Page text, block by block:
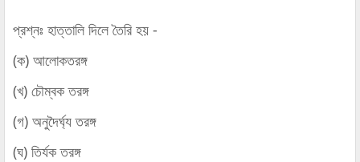
প্রশ্নঃ হাত্তালি দিলে তৈরি হয় -
(ক) আলোকতরঙ্গ
(খ) চৌম্বক তরঙ্গ
(গ) অনুদৈর্ঘ্য তরঙ্গ
(ঘ) তির্যক তরঙ্গ